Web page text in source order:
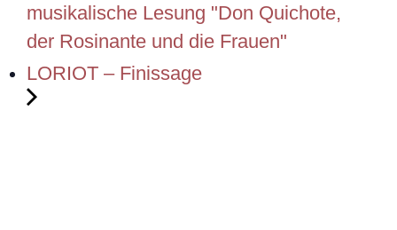
musikalische Lesung "Don Quichote,
der Rosinante und die Frauen"
LORIOT – Finissage